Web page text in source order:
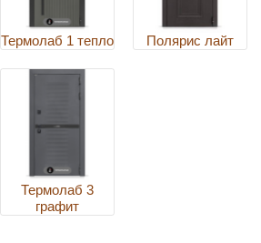
Термолаб 1 тепло Полярис лайт
Термолаб 3
графит